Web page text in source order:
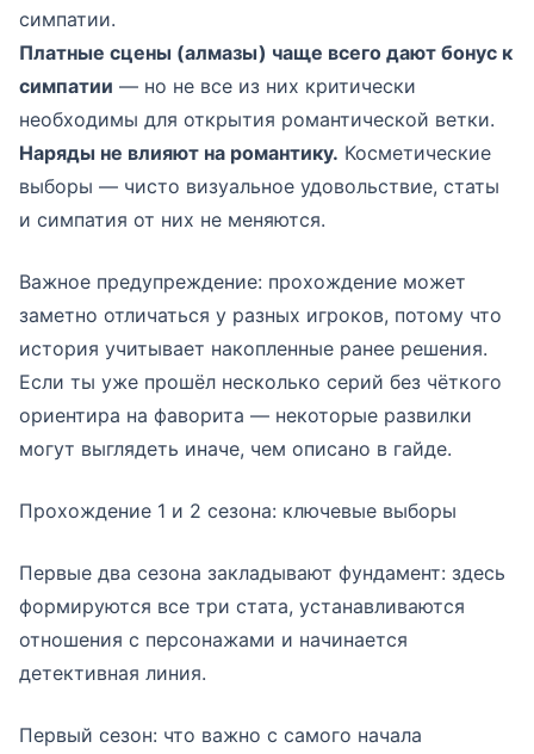
симпатии.
Платные сцены (алмазы) чаще всего дают бонус к
симпатии — но не все из них критически
необходимы для открытия романтической ветки.
Наряды не влияют на романтику. Косметические
выборы — чисто визуальное удовольствие, статы
и симпатия от них не меняются.
Важное предупреждение: прохождение может
заметно отличаться у разных игроков, потому что
история учитывает накопленные ранее решения.
Если ты уже прошёл несколько серий без чёткого
ориентира на фаворита — некоторые развилки
могут выглядеть иначе, чем описано в гайде.
Прохождение 1 и 2 сезона: ключевые выборы
Первые два сезона закладывают фундамент: здесь
формируются все три стата, устанавливаются
отношения с персонажами и начинается
детективная линия.
Первый сезон: что важно с самого начала